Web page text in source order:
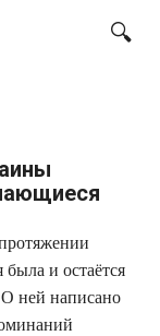
и остаётся
ней написано